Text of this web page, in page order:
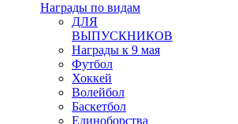
Награды по видам
ДЛЯ
ВЫПУСКНИКОВ
Награды к 9 мая
Футбол
Хоккей
Волейбол
Баскетбол
Единоборства